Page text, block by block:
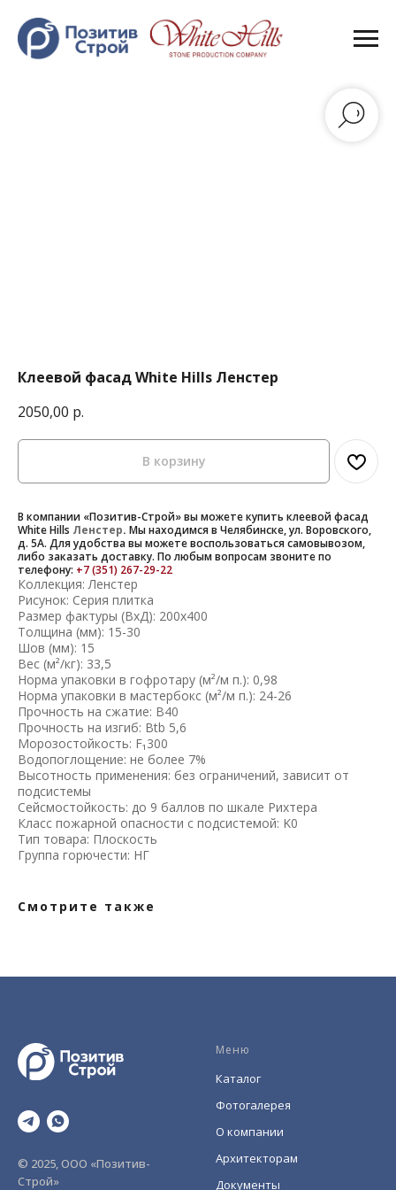
Клеевой фасад White Hills Ленстер
2050,00 р.
В корзину
В компании «Позитив-Строй» вы можете купить клеевой фасад
White Hills Ленстер. Мы находимся в Челябинске, ул. Воровского,
д. 5А. Для удобства вы можете воспользоваться самовывозом,
либо заказать доставку. По любым вопросам звоните по
телефону: +7 (351) 267-29-22
Коллекция: Ленстер
Рисунок: Серия плитка
Размер фактуры (ВхД): 200х400
Толщина (мм): 15-30
Шов (мм): 15
Вес (м²/кг): 33,5
Норма упаковки в гофротару (м²/м п.): 0,98
Норма упаковки в мастербокс (м²/м п.): 24-26
Прочность на сжатие: B40
Прочность на изгиб: Btb 5,6
Морозостойкость: F₁300
Водопоглощение: не более 7%
Высотность применения: без ограничений, зависит от
подсистемы
Сейсмостойкость: до 9 баллов по шкале Рихтера
Класс пожарной опасности с подсистемой: K0
Тип товара: Плоскость
Группа горючести: НГ
Смотрите также
© 2025, ООО «Позитив-
Строй»
Меню
Каталог
Фотогалерея
О компании
Архитекторам
Документы